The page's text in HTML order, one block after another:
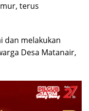
terus
dan melakukan
Desa Matanair,